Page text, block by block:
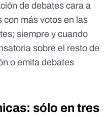
de debates cara a
con más votos en las
siempre y cuando
sobre el resto de
o emita debates
sólo en tres